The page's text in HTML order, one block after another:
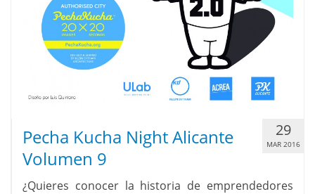
Pecha Kucha Night Alicante
Volumen 9
29
MAR 2016
¿Quieres conocer la historia de emprendedores